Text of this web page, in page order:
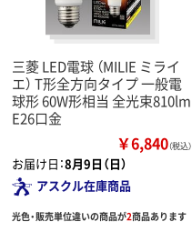
三菱 LED電球 （MILIE ミライ
エ） T形全方向タイプ 一般電
球形 60W形相当 全光束810lm
E26口金
￥6,840（税込）
お届け日：8月9日（日）
アスクル在庫商品
光色・販売単位違いの商品が2商品あります